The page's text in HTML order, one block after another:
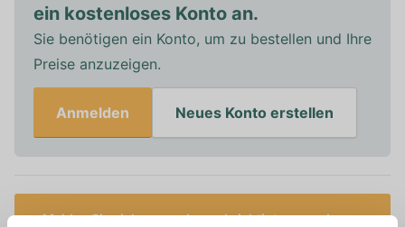
ein kostenloses Konto an.
Sie benötigen ein Konto, um zu bestellen und Ihre
Preise anzuzeigen.
Anmelden Neues Konto erstellen
Melden Sie sich an, um benachrichtigt zu werden,